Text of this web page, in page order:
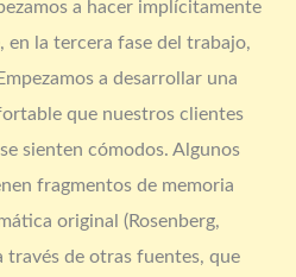
a hacer implícitamente
en la tercera fase del trabajo,
a desarrollar una
que nuestros clientes
sienten cómodos. Algunos
fragmentos de memoria
original (Rosenberg,
través de otras fuentes, que